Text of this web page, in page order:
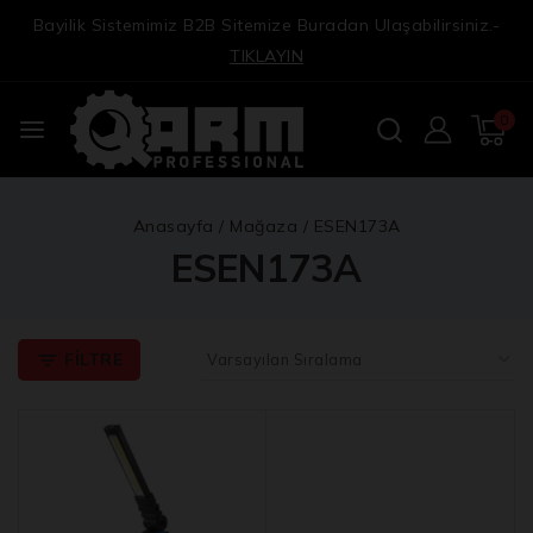
Bayilik Sistemimiz B2B Sitemize Buradan Ulaşabilirsiniz.-
TIKLAYIN
0
Anasayfa / Mağaza / ESEN173A
ESEN173A
FILTRE